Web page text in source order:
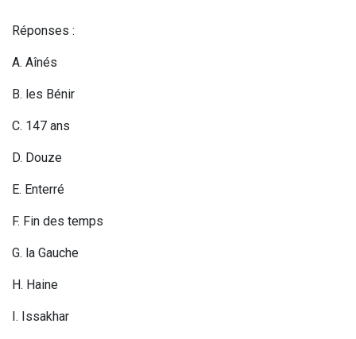
Réponses :
A. Aînés
B. les Bénir
C. 147 ans
D. Douze
E. Enterré
F. Fin des temps
G. la Gauche
H. Haine
I. Issakhar